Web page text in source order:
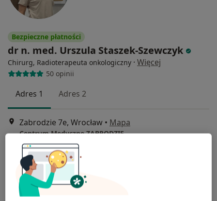
Bezpieczne płatności
dr n. med. Urszula Staszek-Szewczyk
Chirurg, Radioterapeuta onkologiczny · Więcej
50 opinii
Adres 1 Adres 2
Zabrodzie 7e, Wrocław • Mapa
Centrum Medyczne ZABRODZIE
Konsultacja chirurgiczna
Poproś o wizytę